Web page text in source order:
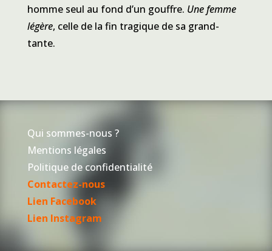
homme seul au fond d’un gouffre. Une femme
légère, celle de la fin tragique de sa grand-
tante.
Qui sommes-nous ?
Mentions légales
Politique de confidentialité
Contactez-nous
Lien Facebook
Lien Instagram